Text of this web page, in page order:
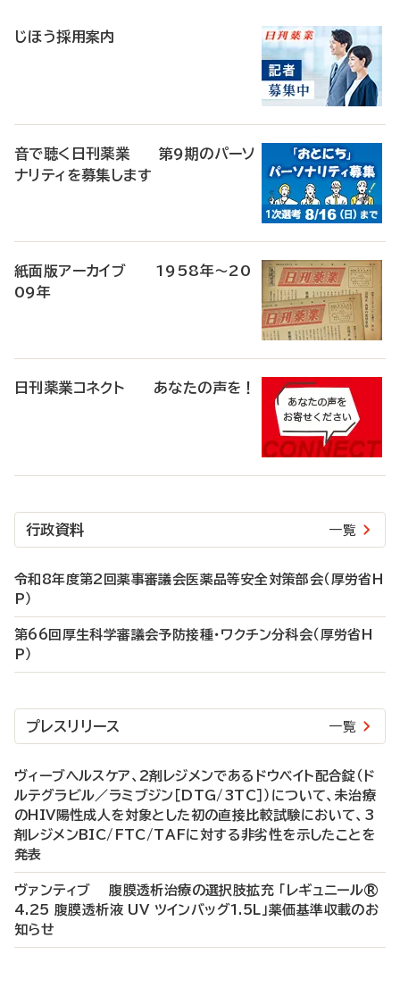
じほう採用案内
音で聴く日刊薬業 第9期のパーソ
ナリティを募集します
紙面版アーカイブ 1958年～20
09年
日刊薬業コネクト あなたの声を！
行政資料 一覧
令和8年度第2回薬事審議会医薬品等安全対策部会（厚労省H
P）
第66回厚生科学審議会予防接種・ワクチン分科会（厚労省H
P）
プレスリリース 一覧
ヴィーブヘルスケア、2剤レジメンであるドウベイト配合錠（ド
ルテグラビル／ラミブジン［DTG/3TC］）について、未治療
のHIV陽性成人を対象とした初の直接比較試験において、3
剤レジメンBIC/FTC/TAFに対する非劣性を示したことを
発表
ヴァンティブ 腹膜透析治療の選択肢拡充 「レギュニール®
4.25 腹膜透析液 UV ツインバッグ1.5L」薬価基準収載のお
知らせ